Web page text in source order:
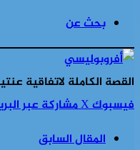
بحث عن
القصة الكاملة لاتفاقية
فيسبوك‫Xمشاركة عبر
المقال السابق